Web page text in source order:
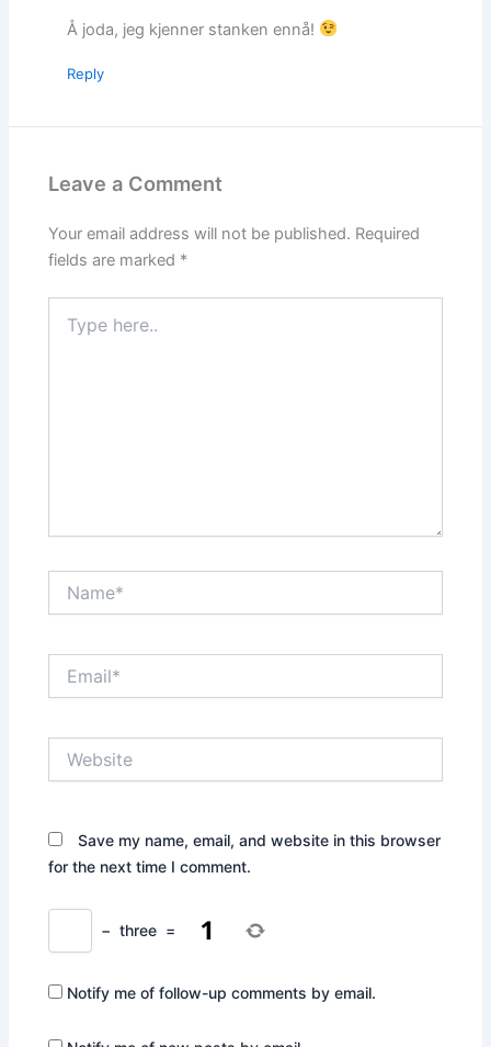
Å joda, jeg kjenner stanken ennå!
Reply
Leave a Comment
Your email address will not be published. Required
fields are marked *
here..
Save my name, email, and website in this browser
for the next time I comment.
− three =
Notify me of follow-up comments by email.